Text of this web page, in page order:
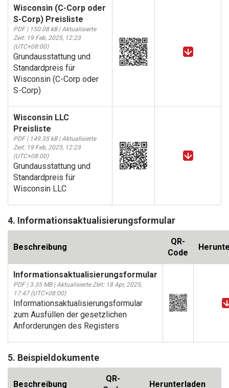
Wisconsin (C-Corp oder
S-Corp) Preisliste
PDF | 150.08 kB | Aktualisierte
Zeit: 19 Feb, 2025, 12:23
(UTC+08:00)
Grundausstattung und
Standardpreis für
Wisconsin (C-Corp oder
S-Corp)
Wisconsin LLC
Preisliste
PDF | 149.35 kB | Aktualisierte
Zeit: 19 Feb, 2025, 12:23
(UTC+08:00)
Grundausstattung und
Standardpreis für
Wisconsin LLC
4. Informationsaktualisierungsformular
Beschreibung
QR-
Code
Informationsaktualisierungsformular
PDF | 3.35 MB | Aktualisierte Zeit: 18 Apr, 2025,
17:47 (UTC+08:00)
Informationsaktualisierungsformular
zum Ausfüllen der gesetzlichen
Anforderungen des Registers
5. Beispieldokumente
Beschreibung
QR-
Herunterladen